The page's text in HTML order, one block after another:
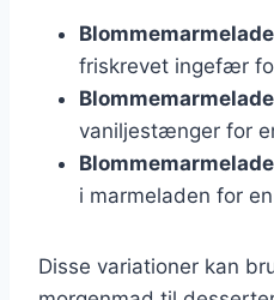
friskrevet ingefær
vaniljestænger for
i marmeladen for
Disse variationer kan